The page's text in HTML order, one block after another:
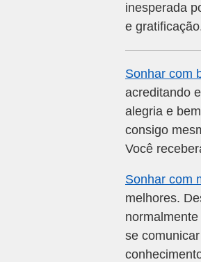
inesperada
e
Sonhar com
acreditando
alegria e
consigo
Você
Sonhar com
melhores.
se